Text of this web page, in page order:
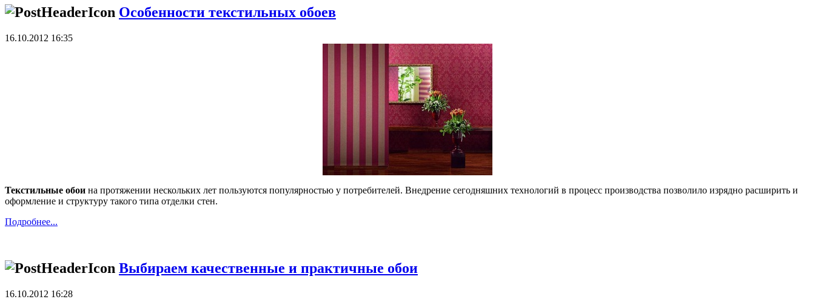
Особенности текстильных обоев
16.10.2012 16:35
Текстильные обои на протяжении нескольких лет пользуются популярностью у потребителей. Внедрение сегодняшних технологий в процесс производства позволило изрядно расширить и
оформление и структуру такого типа отделки стен.
Подробнее...
Выбираем качественные и практичные обои
16.10.2012 16:28